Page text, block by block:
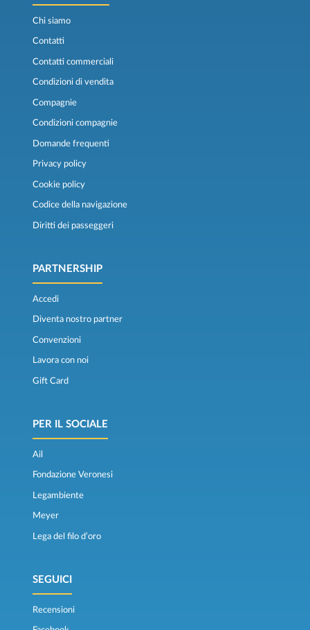
Chi siamo
Contatti
Contatti commerciali
Condizioni di vendita
Compagnie
Condizioni compagnie
Domande frequenti
Privacy policy
Cookie policy
Codice della navigazione
Diritti dei passeggeri
PARTNERSHIP
Accedi
Diventa nostro partner
Convenzioni
Lavora con noi
Gift Card
PER IL SOCIALE
Ail
Fondazione Veronesi
Legambiente
Meyer
Lega del filo d’oro
SEGUICI
Recensioni